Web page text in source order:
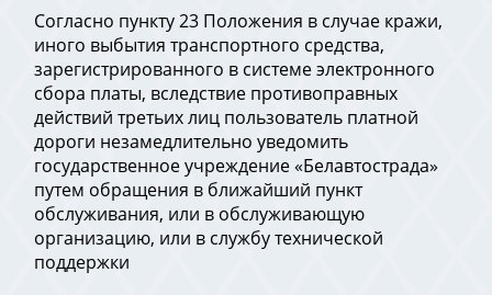
Согласно пункту 23 Положения в случае кражи,
иного выбытия транспортного средства,
зарегистрированного в системе электронного
сбора платы, вследствие противоправных
действий третьих лиц пользователь платной
дороги незамедлительно уведомить
государственное учреждение «Белавтострада»
путем обращения в ближайший пункт
обслуживания, или в обслуживающую
организацию, или в службу технической
поддержки